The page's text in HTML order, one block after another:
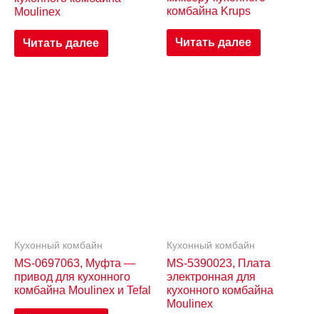
Moulinex
Читать далее
комбайна Krups
Читать далее
Кухонный комбайн
MS-0697063, Муфта —
привод для кухонного
комбайна Moulinex и Tefal
Кухонный комбайн
MS-5390023, Плата
электронная для
кухонного комбайна
Moulinex